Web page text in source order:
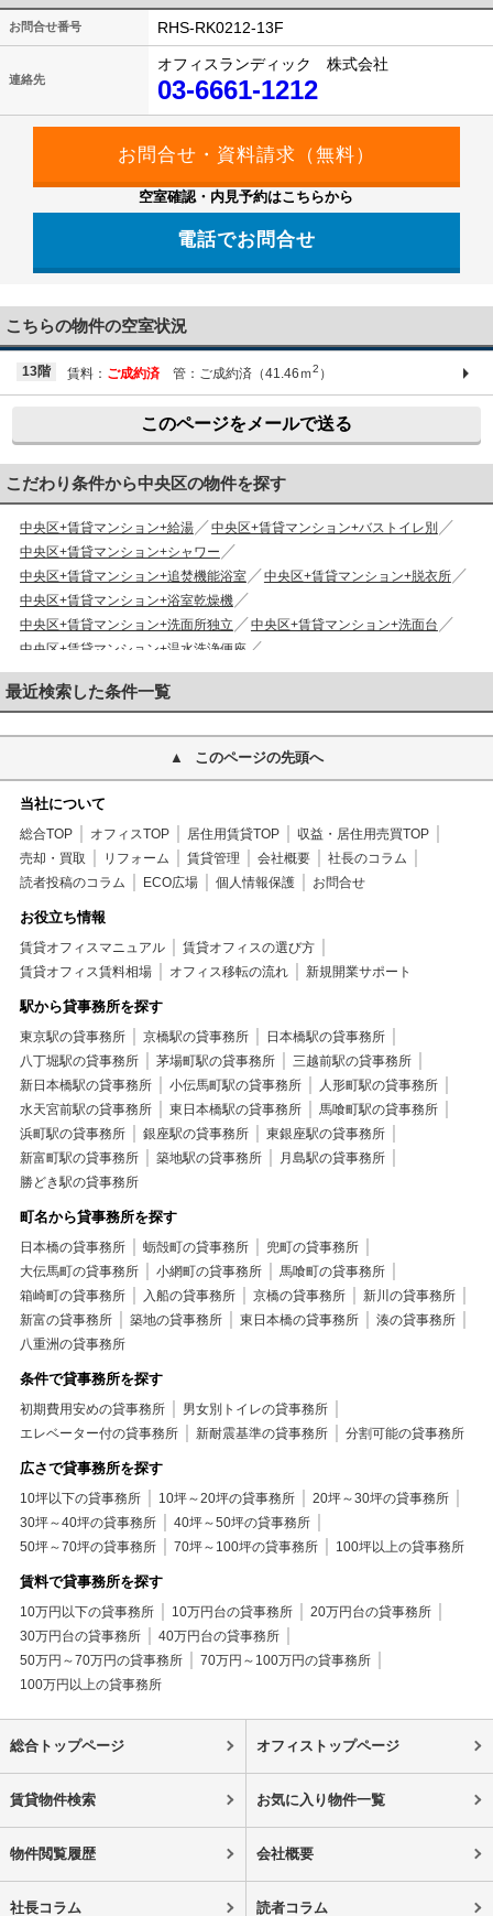
お問合せ番号 RHS-RK0212-13F
連絡先
オフィスランディック 株式会社
03-6661-1212
空室確認・内見予約はこちらから
電話でお問合せ
こちらの物件の空室状況
13階 賃料： ご成約済 管：ご成約済（41.46ｍ2 ）
このページをメールで送る
こだわり条件から中央区の物件を探す
中央区+賃貸マンション+給湯
中央区+賃貸マンション+バストイレ別
中央区+賃貸マンション+シャワー
中央区+賃貸マンション+追焚機能浴室
中央区+賃貸マンション+脱衣所
中央区+賃貸マンション+浴室乾燥機
中央区+賃貸マンション+洗面所独立
中央区+賃貸マンション+洗面台
中央区+賃貸マンション+温水洗浄便座
中央区+賃貸マンション+タンクレストイレ
中央区+賃貸マンション+洗面所にドア
中央区+賃貸マンション+対面式キッチン
中央区+賃貸マンション+3口以上コンロ
中央区+賃貸マンション+食器洗乾燥機
中央区+賃貸マンション+バルコニー
中央区+賃貸マンション+フローリング
中央区+賃貸マンション+全居室フローリング
中央区+賃貸マンション+エアコン2台
中央区+賃貸マンション+シューズボックス
中央区+賃貸マンション+ウォークインクロゼット
中央区+賃貸マンション+トランクルーム
中央区+賃貸マンション+納戸
中央区+賃貸マンション+TVインターホン
中央区+賃貸マンション+オートロック
中央区+賃貸マンション+モニタ付オートロック
中央区+賃貸マンション+エレベーター
中央区+賃貸マンション+宅配ボックス
中央区+賃貸マンション+敷地内ごみ置
中央区+賃貸マンション+BS
中央区+賃貸マンション+CATV
中央区+賃貸マンション+２４時間有人管理
中央区+賃貸マンション+セキュリティシステム
中央区+賃貸マンション+防犯カメラ
中央区+賃貸マンション+当社管理物件
中央区+賃貸マンション+24時間ゴミ出し可
中央区+賃貸マンション+2駅利用可
中央区+賃貸マンション+2沿線利用可
中央区+賃貸マンション+駅徒歩5分以内
中央区+賃貸マンション+耐震構造
中央区+賃貸マンション+免震構造
中央区+賃貸マンション+タワー型マンション
中央区+賃貸マンション+24時間換気システム
中央区+賃貸マンション+室内洗濯機置き場
中央区+賃貸マンション+分譲賃貸
中央区+賃貸マンション+ゲストルーム
中央区+賃貸マンション+敷金1ヶ月
中央区+賃貸マンション+礼金1ヶ月
中央区+賃貸マンション+保証会社利用可
中央区+賃貸マンション+２Ｆ以上
中央区+賃貸マンション+タワーマンション
中央区+賃貸マンション+フリーレント相談
最近検索した条件一覧
このページの先頭へ
当社について
総合TOP オフィスTOP 居住用賃貸TOP
収益・居住用売買TOP
売却・買取
リフォーム 賃貸管理 会社概要
社長のコラム
読者投稿のコラム
ECO広場 個人情報保護 お問合せ
お役立ち情報
賃貸オフィスマニュアル
賃貸オフィスの選び方
賃貸オフィス賃料相場
オフィス移転の流れ 新規開業サポート
駅から貸事務所を探す
東京駅の貸事務所 京橋駅の貸事務所
日本橋駅の貸事務所
八丁堀駅の貸事務所
茅場町駅の貸事務所
三越前駅の貸事務所
新日本橋駅の貸事務所
小伝馬町駅の貸事務所
人形町駅の貸事務所
水天宮前駅の貸事務所
東日本橋駅の貸事務所
馬喰町駅の貸事務所
浜町駅の貸事務所
銀座駅の貸事務所
東銀座駅の貸事務所
新富町駅の貸事務所
築地駅の貸事務所
月島駅の貸事務所
勝どき駅の貸事務所
町名から貸事務所を探す
日本橋の貸事務所 蛎殻町の貸事務所
兜町の貸事務所
大伝馬町の貸事務所
小網町の貸事務所
馬喰町の貸事務所
箱崎町の貸事務所
入船の貸事務所 京橋の貸事務所
新川の貸事務所
新富の貸事務所
築地の貸事務所 東日本橋の貸事務所
湊の貸事務所
八重洲の貸事務所
条件で貸事務所を探す
初期費用安めの貸事務所
男女別トイレの貸事務所
エレベーター付の貸事務所
新耐震基準の貸事務所 分割可能の貸事務所
広さで貸事務所を探す
10坪以下の貸事務所 10坪～20坪の貸事務所
20坪～30坪の貸事務所
30坪～40坪の貸事務所
40坪～50坪の貸事務所
50坪～70坪の貸事務所
70坪～100坪の貸事務所 100坪以上の貸事務所
賃料で貸事務所を探す
10万円以下の貸事務所 10万円台の貸事務所
20万円台の貸事務所
30万円台の貸事務所
40万円台の貸事務所
50万円～70万円の貸事務所
70万円～100万円の貸事務所
100万円以上の貸事務所
総合トップページ オフィストップページ
賃貸物件検索 お気に入り物件一覧
物件閲覧履歴 会社概要
社長コラム 読者コラム